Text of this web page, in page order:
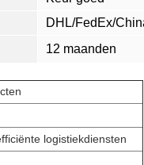
DHL/FedEx/
12 maanden
logistiekdiensten